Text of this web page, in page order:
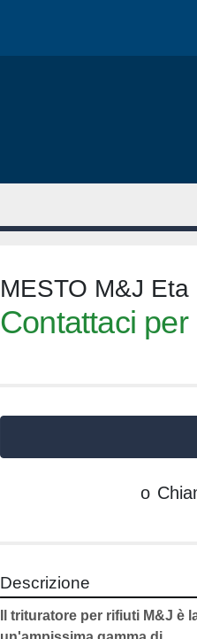
MESTO M&J
Contattaci
o
Descrizione
Il trituratore per rifiuti M&J è